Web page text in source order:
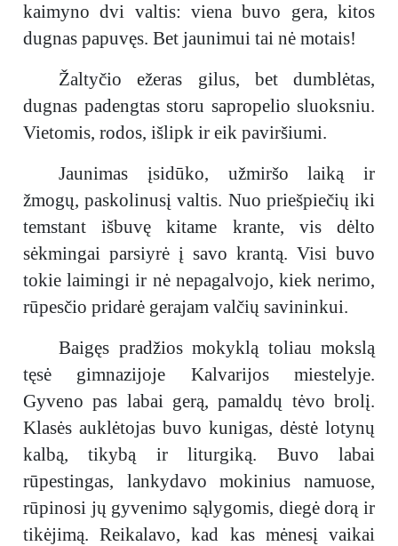
kaimyno dvi valtis: viena buvo gera, kitos
dugnas papuvęs. Bet jaunimui tai nė motais!
Žaltyčio ežeras gilus, bet dumblėtas,
dugnas padengtas storu sapropelio sluoksniu.
Vietomis, rodos, išlipk ir eik paviršiumi.
Jaunimas įsidūko, užmiršo laiką ir
žmogų, paskolinusį valtis. Nuo priešpiečių iki
temstant išbuvę kitame krante, vis dėlto
sėkmingai parsiyrė į savo krantą. Visi buvo
tokie laimingi ir nė nepagalvojo, kiek nerimo,
rūpesčio pridarė gerajam valčių savininkui.
Baigęs pradžios mokyklą toliau mokslą
tęsė gimnazijoje Kalvarijos miestelyje.
Gyveno pas labai gerą, pamaldų tėvo brolį.
Klasės auklėtojas buvo kunigas, dėstė lotynų
kalbą, tikybą ir liturgiką. Buvo labai
rūpestingas, lankydavo mokinius namuose,
rūpinosi jų gyvenimo sąlygomis, diegė dorą ir
tikėjimą. Reikalavo, kad kas mėnesį vaikai